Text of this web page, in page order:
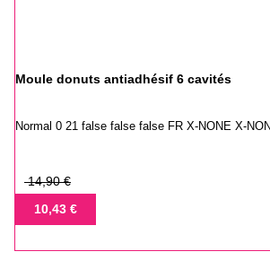
Moule donuts antiadhésif 6 cavités
Normal 0 21 false false false FR X-NONE X-
Prix
base
14,90 €
Prix10,43 €